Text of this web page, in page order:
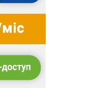
багато хто вважав
«зелені чоловічки»
Путін почав війну
припинити її – це